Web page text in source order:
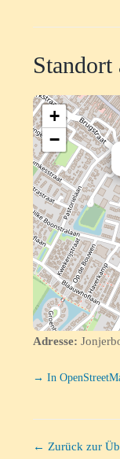
+
−
Adresse:
→ In
← Zurück zur